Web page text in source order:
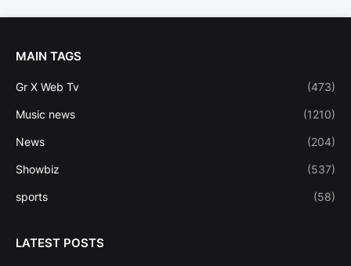
MAIN TAGS
Gr X Web Tv (473)
Music news (1210)
News (204)
Showbiz (537)
sports (58)
LATEST POSTS